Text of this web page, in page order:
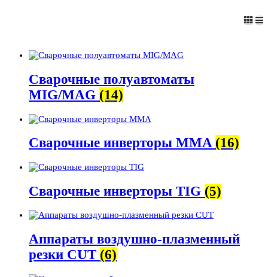
Сварочные полуавтоматы
MIG/MAG (14)
Сварочные инверторы MMA (16)
Сварочные инверторы TIG (5)
Аппараты воздушно-плазменный
резки CUT (6)